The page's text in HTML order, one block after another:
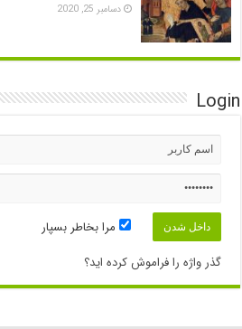
دسامبر 25, 2020
Login
مرا بخاطر بسپار
گذر واژه را فراموش کرده اید؟